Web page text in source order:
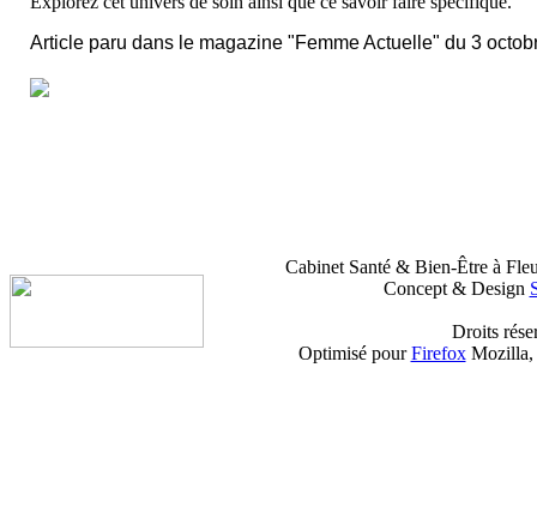
Article paru dans le magazine "Femme Actuelle" du 3
Cabinet Santé & Bien-Être à
Concept & Design
Droits
Optimisé pourFirefoxMozilla,